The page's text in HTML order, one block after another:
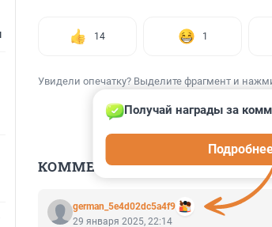
14 1
Увидели опечатку? Выделите фрагмент и
КОММЕНТАРИИ 21
german_5e4d02dc5a4f9
Получай награды за
29 января 2025, 22:14